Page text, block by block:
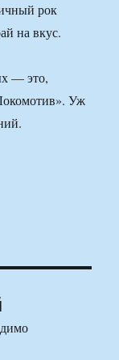
рок
на вкус.
— это,
Уж